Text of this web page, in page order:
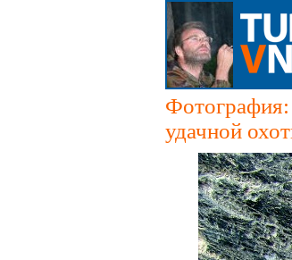
удачной